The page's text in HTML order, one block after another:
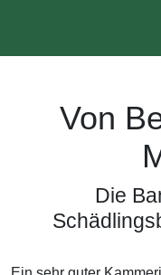
Von
Die